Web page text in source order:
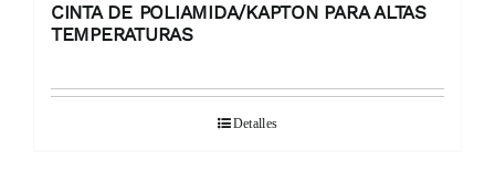
CINTA DE POLIAMIDA/KAPTON PARA ALTAS
TEMPERATURAS
Detalles